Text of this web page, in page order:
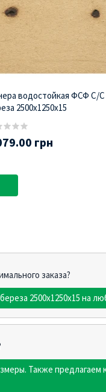
водостойкая ФСФ С/
2500х1250х15
грн
заказа?
2500х1250х15 на
Также